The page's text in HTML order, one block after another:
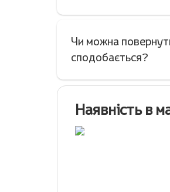
Чи можна
сподобається?
Наявність в